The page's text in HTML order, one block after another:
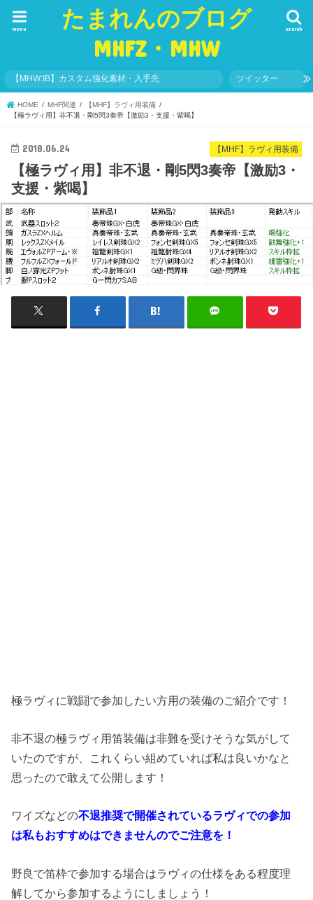
たまれんのブログ
MHFZ・MHW
search
menu
【MHW:IB】カスタム強化素材・入手先 ツイッター
HOME MHF関連
【MHF】ラヴィ用装備
【極ラヴィ用】非不退・剛5閃3奏帝【激励3・支援・紫喝】
【MHF】ラヴィ用装備
2018.06.24
【極ラヴィ用】非不退・剛5閃3奏帝【激励3・
支援・紫喝】
極ラヴィに戦闘で参加したい方用の装備のご紹介です！
非不退の極ラヴィ用笛装備は非難を受けそうな気がして
いたのですが、これくらい組めていれば私は良いかなと
思ったので敢えて公開します！
ワイズなどの不退推奨で開催されているラヴィでの参加
は私もおすすめはできませんのでご注意を！
野良で笛枠で参加する場合はラヴィの仕様をある程度理
解してから参加するようにしましょう！